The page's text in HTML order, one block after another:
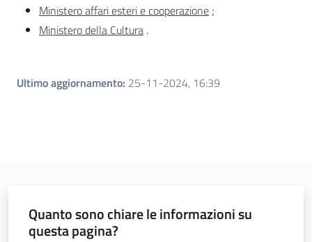
Ministero affari esteri e cooperazione ;
Ministero della Cultura .
Ultimo aggiornamento: 25-11-2024, 16:39
Quanto sono chiare le informazioni su
questa pagina?